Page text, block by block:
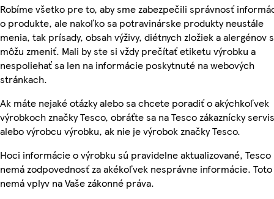
Robíme všetko pre to, aby sme zabezpečili správnosť
o produkte, ale nakoľko sa potravinárske produkty neustále
menia, tak prísady, obsah výživy, diétnych zložiek a alergénov
môžu zmeniť. Mali by ste si vždy prečítať etiketu výrobku a
nespoliehať sa len na informácie poskytnuté na webových
stránkach.
Ak máte nejaké otázky alebo sa chcete poradiť o akýchkoľvek
výrobkoch značky Tesco, obráťte sa na Tesco zákaznícky
alebo výrobcu výrobku, ak nie je výrobok značky Tesco.
Hoci informácie o výrobku sú pravidelne aktualizované, Tesco
nemá zodpovednosť za akékoľvek nesprávne informácie. Toto
nemá vplyv na Vaše zákonné práva.